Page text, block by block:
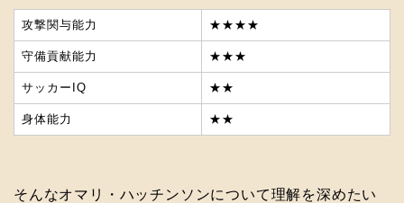
攻撃関与能力 ★★★★
守備貢献能力 ★★★
サッカーIQ ★★
身体能力 ★★
そんなオマリ・ハッチンソンについて理解を深めたい